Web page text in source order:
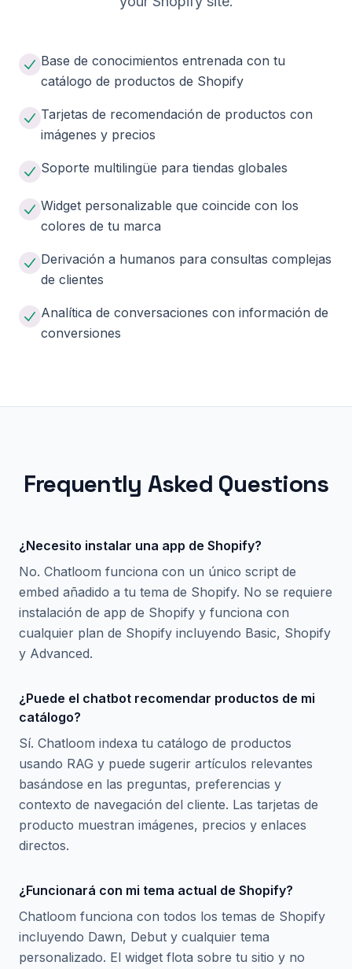
Base de conocimientos entrenada con tu
catálogo de productos de Shopify
Tarjetas de recomendación de productos con
imágenes y precios
Soporte multilingüe para tiendas globales
Widget personalizable que coincide con los
colores de tu marca
Derivación a humanos para consultas complejas
de clientes
Analítica de conversaciones con información de
conversiones
Frequently Asked Questions
¿Necesito instalar una app de Shopify?
No. Chatloom funciona con un único script de
embed añadido a tu tema de Shopify. No se requiere
instalación de app de Shopify y funciona con
cualquier plan de Shopify incluyendo Basic, Shopify
y Advanced.
¿Puede el chatbot recomendar productos de mi
catálogo?
Sí. Chatloom indexa tu catálogo de productos
usando RAG y puede sugerir artículos relevantes
basándose en las preguntas, preferencias y
contexto de navegación del cliente. Las tarjetas de
producto muestran imágenes, precios y enlaces
directos.
¿Funcionará con mi tema actual de Shopify?
Chatloom funciona con todos los temas de Shopify
incluyendo Dawn, Debut y cualquier tema
personalizado. El widget flota sobre tu sitio y no